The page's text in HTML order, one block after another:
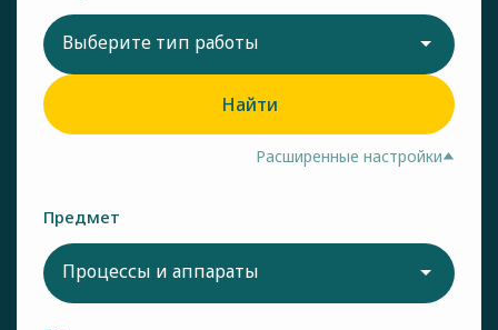
Выберите тип работы
Найти
Расширенные настройки
Предмет
Процессы и аппараты